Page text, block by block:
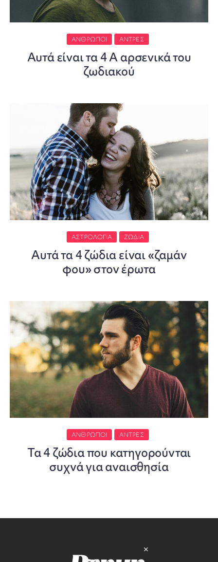
ΆΝΘΡΩΠΟΙ ΆΝΤΡΕΣ
Αυτά είναι τα 4 Α αρσενικά του
ζωδιακού
ΑΣΤΡΟΛΟΓΊΑ ΖΏΔΙΑ
Αυτά τα 4 ζώδια είναι «ζαμάν
φου» στον έρωτα
ΆΝΘΡΩΠΟΙ ΆΝΤΡΕΣ
Τα 4 ζώδια που κατηγορούνται
συχνά για αναισθησία